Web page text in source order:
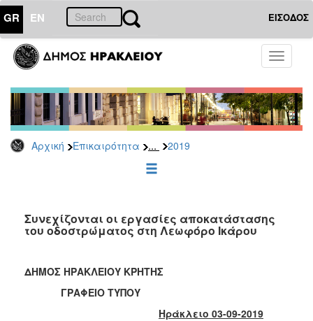
GR EN ΕΙΣΟΔΟΣ
Toggle
Αρχική Επικαιρότητα ... 2019
ΕΠΙΚΑΙΡΟΤΗΤΑ
Τύπου
Αρχείο
2026
2025
2022
2021
2019
2018
Συνεχίζονται οι εργασίες αποκατάστασης
του οδοστρώματος στη Λεωφόρο Ικάρου
ΔΗΜΟΣ ΗΡΑΚΛΕΙΟΥ ΚΡΗΤΗΣ
ΓΡΑΦΕΙΟ ΤΥΠΟΥ
Ηράκλειο 03-09-2019